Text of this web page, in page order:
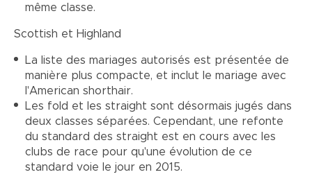
même classe.
Scottish et Highland
La liste des mariages autorisés est présentée de
manière plus compacte, et inclut le mariage avec
l'American shorthair.
Les fold et les straight sont désormais jugés dans
deux classes séparées. Cependant, une refonte
du standard des straight est en cours avec les
clubs de race pour qu'une évolution de ce
standard voie le jour en 2015.